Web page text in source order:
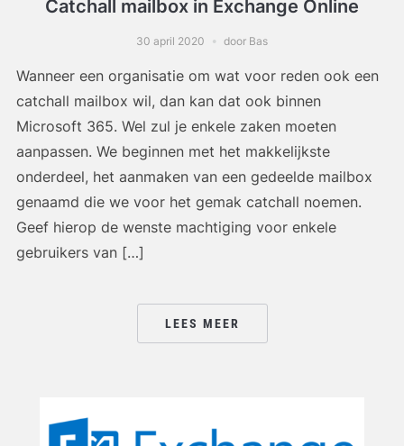
Catchall mailbox in Exchange Online
30 april 2020 door Bas
Wanneer een organisatie om wat voor reden ook een
catchall mailbox wil, dan kan dat ook binnen
Microsoft 365. Wel zul je enkele zaken moeten
aanpassen. We beginnen met het makkelijkste
onderdeel, het aanmaken van een gedeelde mailbox
genaamd die we voor het gemak catchall noemen.
Geef hierop de wenste machtiging voor enkele
gebruikers van […]
LEES MEER